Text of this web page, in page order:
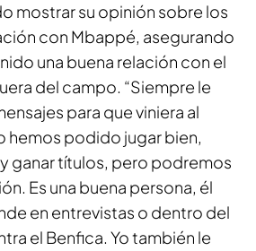
mostrar su opinión sobre los
con Mbappé, asegurando
una buena relación con el
del campo. “Siempre le
para que viniera al
hemos podido jugar bien,
ganar títulos, pero podremos
Es una buena persona, él
en entrevistas o dentro del
el Benfica. Yo también le